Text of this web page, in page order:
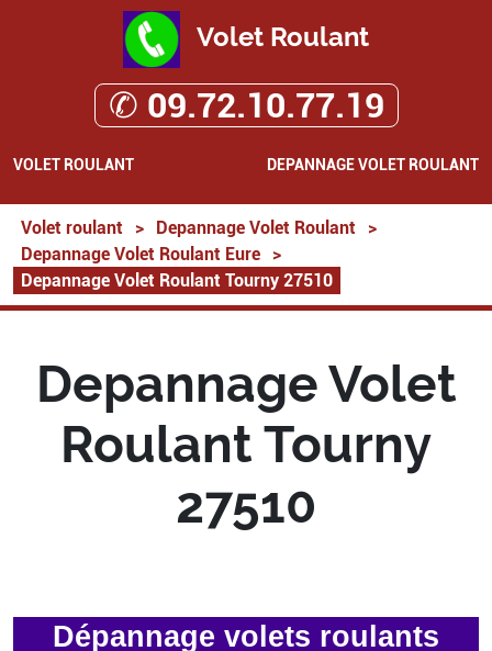
Volet Roulant
✆ 09.72.10.77.19
VOLET ROULANT DEPANNAGE VOLET ROULANT
Volet roulant > Depannage Volet Roulant
>
Depannage Volet Roulant Eure
>
Depannage Volet Roulant Tourny 27510
Depannage Volet
Roulant Tourny
27510
Dépannage volets roulants